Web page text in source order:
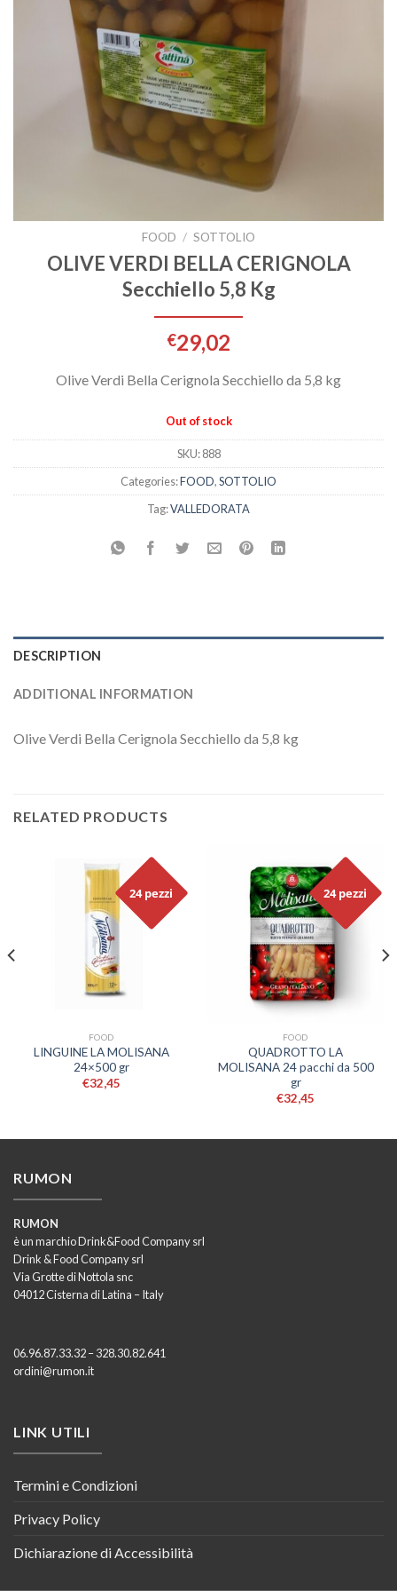
FOOD / SOTTOLIO
OLIVE VERDI BELLA CERIGNOLA
Secchiello 5,8 Kg
€29,02
Olive Verdi Bella Cerignola Secchiello da 5,8 kg
Out of stock
SKU:888
Categories:FOOD,SOTTOLIO
Tag:VALLEDORATA
DESCRIPTION
ADDITIONAL INFORMATION
Olive Verdi Bella Cerignola Secchiello da 5,8 kg
RELATED PRODUCTS
24 pezzi
FOOD
LINGUINE LA MOLISANA
24×500 gr
€32,45
24 pezzi
FOOD
QUADROTTO LA
MOLISANA 24 pacchi da 500
gr
€32,45
RUMON
RUMON
è un marchio Drink&Food Company srl
Drink & Food Company srl
Via Grotte di Nottola snc
04012 Cisterna di Latina – Italy
06.96.87.33.32 – 328.30.82.641
ordini@rumon.it
LINK UTILI
Termini e Condizioni
Privacy Policy
Dichiarazione di Accessibilità